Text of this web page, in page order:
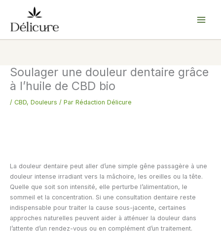
contenu
Soulager une douleur dentaire grâce
à l’huile de CBD bio
/ CBD, Douleurs / Par Rédaction Délicure
La douleur dentaire peut aller d’une simple gêne passagère à une
douleur intense irradiant vers la mâchoire, les oreilles ou la tête.
Quelle que soit son intensité, elle perturbe l’alimentation, le
sommeil et la concentration. Si une consultation dentaire reste
indispensable pour traiter la cause sous-jacente, certaines
approches naturelles peuvent aider à atténuer la douleur dans
l’attente d’un rendez-vous ou en complément d’un traitement.